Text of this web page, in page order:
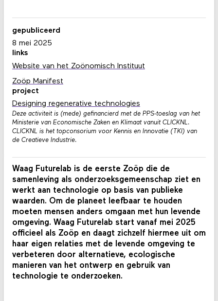
Waag Futurelab is de eerste Zoöp die de
samenleving als onderzoeksgemeenschap ziet en
werkt aan technologie op basis van publieke
waarden. Om de planeet leefbaar te houden
moeten mensen anders omgaan met hun levende
omgeving. Waag Futurelab start vanaf mei 2025
officieel als Zoöp en daagt zichzelf hiermee uit om
haar eigen relaties met de levende omgeving te
verbeteren door alternatieve, ecologische
manieren van het ontwerp en gebruik van
technologie te onderzoeken.
gepubliceerd
8 mei 2025
links
Website van het Zoönomisch Instituut
Zoöp Manifest
project
Designing regenerative technologies
Deze activiteit is (mede) gefinancierd met de PPS-toeslag van het
Ministerie van Economische Zaken en Klimaat vanuit CLICKNL.
CLICKNL is het topconsorium voor Kennis en Innovatie (TKI) van
de Creatieve Industrie.